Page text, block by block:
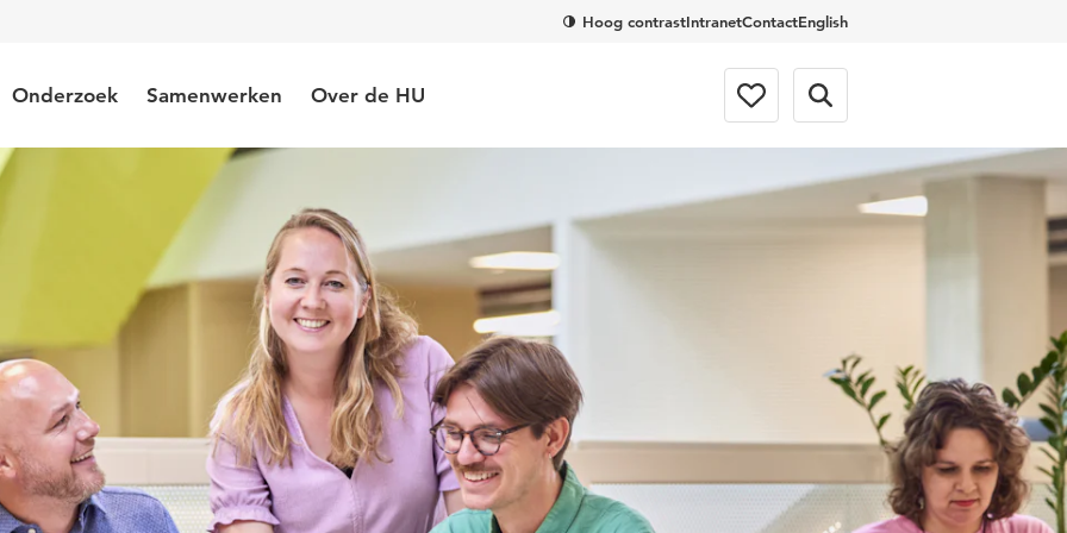
Hoog contrastIntranetContactEnglish
Onderzoek Samenwerken Over de HU